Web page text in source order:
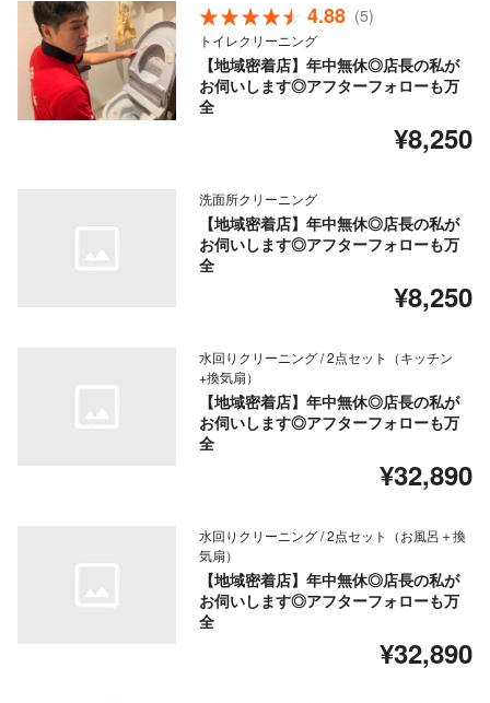
4.88 (5)
トイレクリーニング
【地域密着店】年中無休◎店長の私が
お伺いします◎アフターフォローも万
全
¥8,250
洗面所クリーニング
【地域密着店】年中無休◎店長の私が
お伺いします◎アフターフォローも万
全
¥8,250
水回りクリーニング / 2点セット（キッチン
+換気扇）
【地域密着店】年中無休◎店長の私が
お伺いします◎アフターフォローも万
全
¥32,890
水回りクリーニング / 2点セット（お風呂＋換
気扇）
【地域密着店】年中無休◎店長の私が
お伺いします◎アフターフォローも万
全
¥32,890